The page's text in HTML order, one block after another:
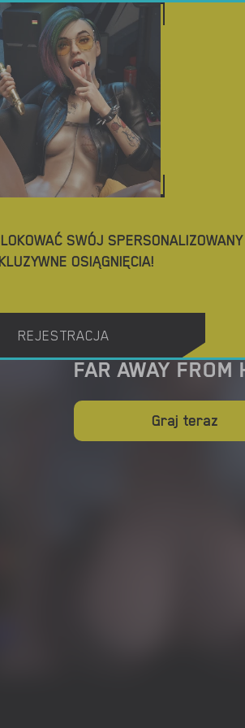
BLOGTAGI
FAR AWAY FROM
Graj teraz
SWÓJ
OSIĄGNIĘCIA!
REJESTRACJA